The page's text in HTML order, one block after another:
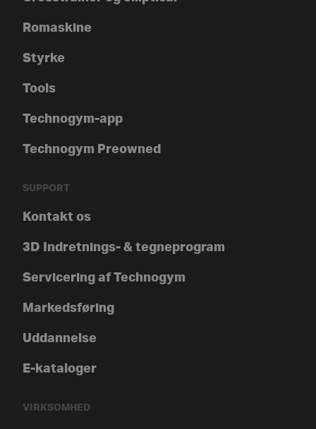
Romaskine
Styrke
Tools
Technogym-app
Technogym Preowned
SUPPORT
Kontakt os
3D Indretnings- & tegneprogram
Servicering af Technogym
Markedsføring
Uddannelse
E-kataloger
VIRKSOMHED